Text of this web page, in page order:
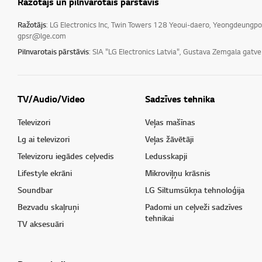
Ražotājs: LG Electronics Inc, Twin Towers 128 Yeoui-daero,
gpsr@lge.com
Pilnvarotais pārstāvis: SIA "LG Electronics Latvia", Gustava Zemgala
TV/Audio/Video
Televizori
Lg ai televizori
Televizoru iegādes ceļvedis
Lifestyle ekrāni
Soundbar
Bezvadu skaļruņi
TV aksesuāri
Sadzīves tehnika
Veļas mašīnas
Veļas žāvētāji
Ledusskapji
Mikroviļņu krāsnis
LG Siltumsūkņa tehnoloģija
Padomi un ceļveži sadzīves
tehnikai